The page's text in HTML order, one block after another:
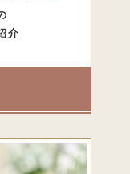
介